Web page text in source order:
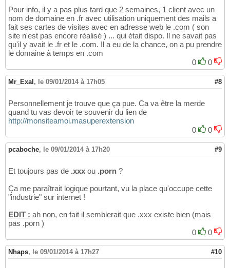
Pour info, il y a pas plus tard que 2 semaines, 1 client avec un
nom de domaine en .fr avec utilisation uniquement des mails a
fait ses cartes de visites avec en adresse web le .com ( son
site n'est pas encore réalisé ) ... qui était dispo. Il ne savait pas
qu'il y avait le .fr et le .com. Il a eu de la chance, on a pu prendre
le domaine à temps en .com
0
0
Mr_Exal , le 09/01/2014 à 17h05 #8
Personnellement je trouve que ça pue. Ca va être la merde
quand tu vas devoir te souvenir du lien de
http://monsiteamoi.masuperextension
0
0
pcaboche, le 09/01/2014 à 17h20 #9
Et toujours pas de .xxx ou .porn ?
Ça me paraîtrait logique pourtant, vu la place qu'occupe cette
"industrie" sur internet !
EDIT : ah non, en fait il semblerait que .xxx existe bien (mais
pas .porn )
0
0
Nhaps, le 09/01/2014 à 17h27 #10